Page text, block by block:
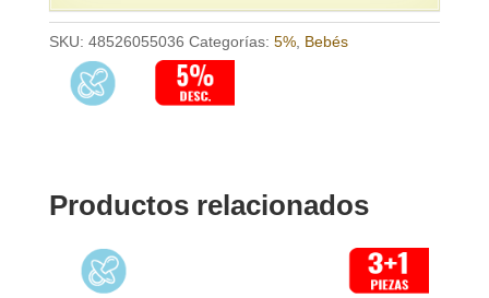
SKU: 48526055036 Categorías: 5%, Bebés
Productos relacionados